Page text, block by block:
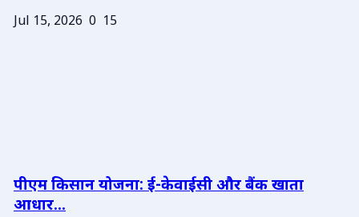
Jul 15, 2026 0 15
पीएम किसान योजना: ई-केवाईसी और बैंक खाता
आधार...